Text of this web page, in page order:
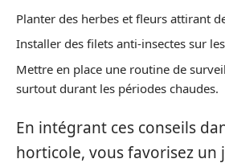
Planter des herbes et fleurs attirant
Installer des filets anti-insectes sur
Mettre en place une routine de
surtout durant les périodes chaudes.
En intégrant ces conseils
horticole, vous favorisez un